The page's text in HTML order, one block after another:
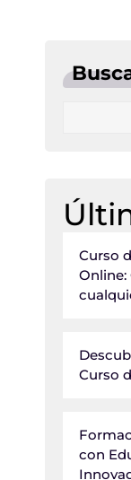
Curso
Online:
Curso
con